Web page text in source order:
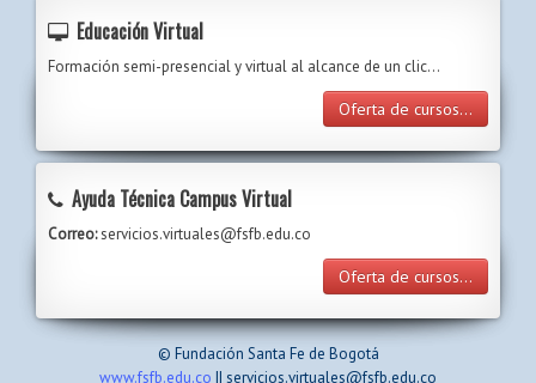
Educación Virtual
Formación semi-presencial y virtual al alcance de un clic…
Oferta de cursos...
Ayuda Técnica Campus Virtual
Correo:servicios.virtuales@fsfb.edu.co
Oferta de cursos...
© Fundación Santa Fe de Bogotá
www.fsfb.edu.co || servicios.virtuales@fsfb.edu.co